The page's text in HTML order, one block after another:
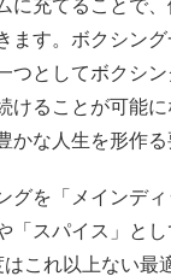
に充てることで
ます。ボクシン
つとしてボクシ
けることが可能
かな人生を形作る
グを「メインディ
「スパイス」と
これ以上ない最